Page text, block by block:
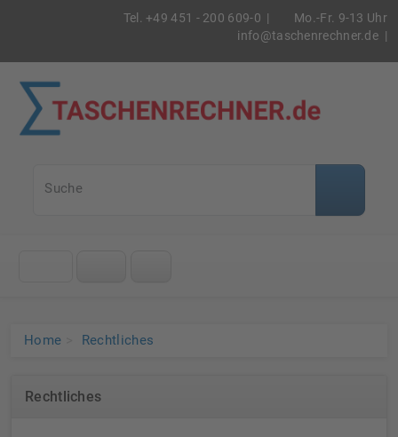
Mo.-Fr. 9-13 Uhr
Tel. +49 451 - 200 609-0 |
info@taschenrechner.de |
Suche
Home Rechtliches
Rechtliches